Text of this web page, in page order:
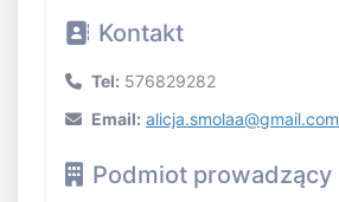
Kontakt
Tel: 576829282
Email: alicja.smolaa@gmail.com
Podmiot prowadzący